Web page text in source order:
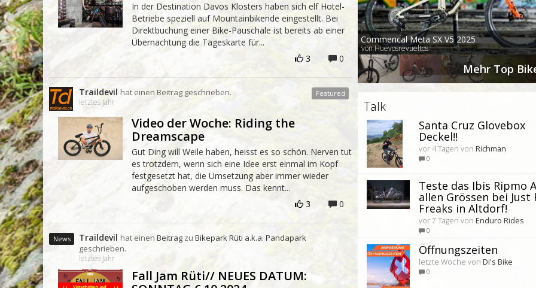
Commencal Meta SX V5 2025
von Huevosrevueltos
Mehr Top
Talk
Santa Cruz Glovebox
Deckel!!
vor 4 Tagen vonRichman
0
Teste das Ibis Ripmo
allen Grössen bei Just
Freaks in Altdorf!
vor 7 Tagen vonEnduro Rides
0
Öffnungszeiten
letzte Woche vonDi's Bike
0
In der Destination Davos Klosters haben sich elf Hotel-
Betriebe speziell auf Mountainbikende eingestellt. Bei
Direktbuchung einer Bike-Pauschale ist bereits ab einer
Übernachtung die Tageskarte für...
3
0
Traildevil hat einen Beitrag geschrieben.
letztes Jahr
Video der Woche: Riding the
Dreamscape
Gut Ding will Weile haben, heisst es so schön. Nerven tut
es trotzdem, wenn sich eine Idee erst einmal im Kopf
festgesetzt hat, die Umsetzung aber immer wieder
aufgeschoben werden muss. Das kennt...
3
0
Traildevil hat einen Beitrag zu Bikepark Rüti a.k.a. Pandapark
geschrieben.
letztes Jahr
Fall Jam Rüti// NEUES DATUM: